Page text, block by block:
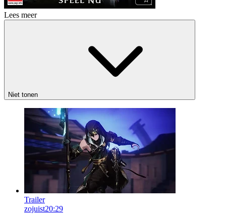
Lees meer
Niet tonen
Trailer
zojuist20:29